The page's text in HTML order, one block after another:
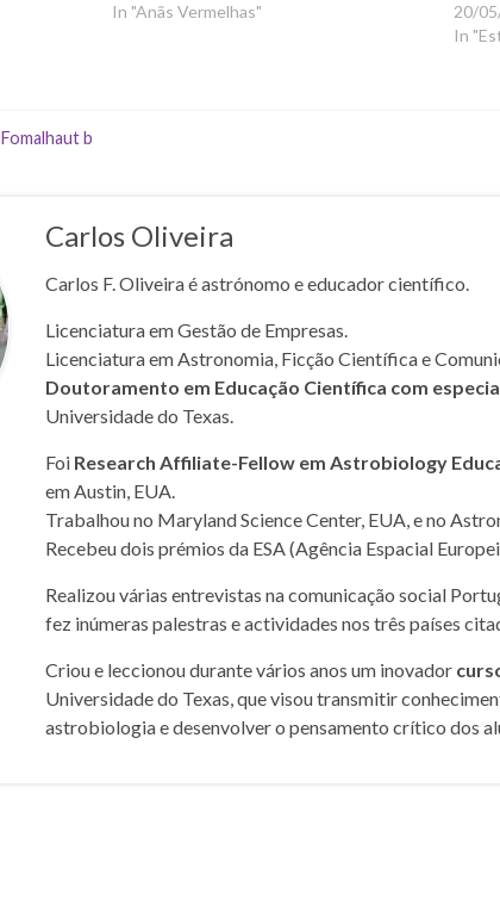
In "Anãs Vermelhas"
20/
In
Fomalhaut b
Carlos Oliveira
Carlos F. Oliveira é astrónomo e educador científico.
Licenciatura em Gestão de Empresas.
Licenciatura em Astronomia, Ficção Científica e
Doutoramento em Educação Científica com
Universidade do Texas.
Foi Research Affiliate-Fellow em Astrobiology
em Austin, EUA.
Trabalhou no Maryland Science Center, EUA, e no
Recebeu dois prémios da ESA (Agência Espacial
Realizou várias entrevistas na comunicação social
fez inúmeras palestras e actividades nos três países
Criou e leccionou durante vários anos um inovador
Universidade do Texas, que visou transmitir
astrobiologia e desenvolver o pensamento crítico dos